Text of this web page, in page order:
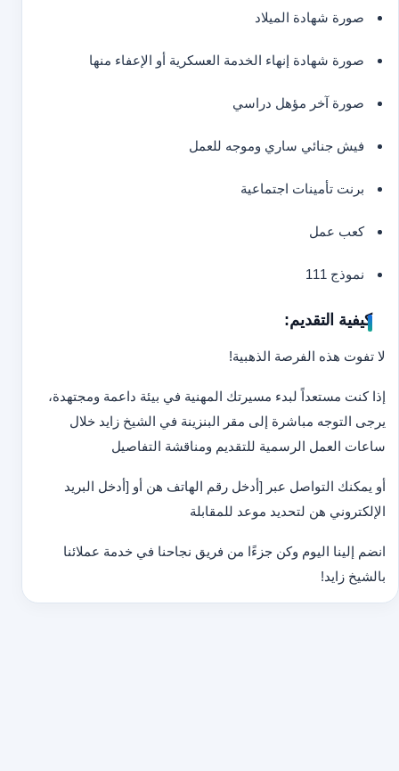
صورة شهادة الميلاد
صورة شهادة إنهاء الخدمة العسكرية أو الإعفاء منها
صورة آخر مؤهل دراسي
فيش جنائي ساري وموجه للعمل
برنت تأمينات اجتماعية
كعب عمل
نموذج 111
كيفية التقديم:
لا تفوت هذه الفرصة الذهبية!
إذا كنت مستعداً لبدء مسيرتك المهنية في بيئة داعمة ومجتهدة،
يرجى التوجه مباشرة إلى مقر البنزينة في الشيخ زايد خلال
ساعات العمل الرسمية للتقديم ومناقشة التفاصيل
أو يمكنك التواصل عبر [أدخل رقم الهاتف هن أو [أدخل البريد
الإلكتروني هن لتحديد موعد للمقابلة
انضم إلينا اليوم وكن جزءًا من فريق نجاحنا في خدمة عملائنا
بالشيخ زايد!